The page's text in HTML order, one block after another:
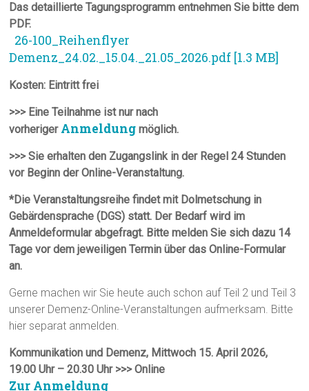
Das detaillierte Tagungsprogramm entnehmen Sie bitte dem
PDF.
26-100_Reihenflyer
Demenz_24.02._15.04._21.05_2026.pdf [1.3 MB]
Kosten: Eintritt frei
>>> Eine Teilnahme ist nur nach
vorheriger Anmeldung möglich.
>>> Sie erhalten den Zugangslink in der Regel 24 Stunden
vor Beginn der Online-Veranstaltung.
*Die Veranstaltungsreihe findet mit Dolmetschung in
Gebärdensprache (DGS) statt. Der Bedarf wird im
Anmeldeformular abgefragt. Bitte melden Sie sich dazu 14
Tage vor dem jeweiligen Termin über das Online-Formular
an.
Gerne machen wir Sie heute auch schon auf Teil 2 und Teil 3
unserer Demenz-Online-Veranstaltungen aufmerksam. Bitte
hier separat anmelden.
Kommunikation und Demenz, Mittwoch 15. April 2026,
19.00 Uhr – 20.30 Uhr >>> Online
Zur Anmeldung